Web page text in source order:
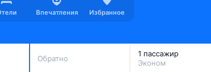
Впечатления Избранное
Обратно
1 пассажир
Эконом